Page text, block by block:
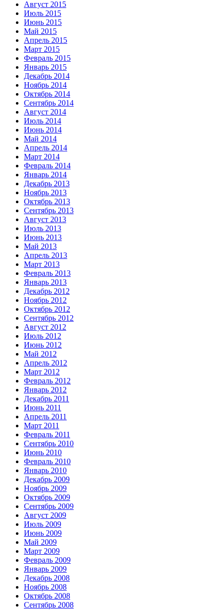
Август 2015
Июль 2015
Июнь 2015
Май 2015
Апрель 2015
Март 2015
Февраль 2015
Январь 2015
Декабрь 2014
Ноябрь 2014
Октябрь 2014
Сентябрь 2014
Август 2014
Июль 2014
Июнь 2014
Май 2014
Апрель 2014
Март 2014
Февраль 2014
Январь 2014
Декабрь 2013
Ноябрь 2013
Октябрь 2013
Сентябрь 2013
Август 2013
Июль 2013
Июнь 2013
Май 2013
Апрель 2013
Март 2013
Февраль 2013
Январь 2013
Декабрь 2012
Ноябрь 2012
Октябрь 2012
Сентябрь 2012
Август 2012
Июль 2012
Июнь 2012
Май 2012
Апрель 2012
Март 2012
Февраль 2012
Январь 2012
Декабрь 2011
Июнь 2011
Апрель 2011
Март 2011
Февраль 2011
Сентябрь 2010
Июнь 2010
Февраль 2010
Январь 2010
Декабрь 2009
Ноябрь 2009
Октябрь 2009
Сентябрь 2009
Август 2009
Июль 2009
Июнь 2009
Май 2009
Март 2009
Февраль 2009
Январь 2009
Декабрь 2008
Ноябрь 2008
Октябрь 2008
Сентябрь 2008